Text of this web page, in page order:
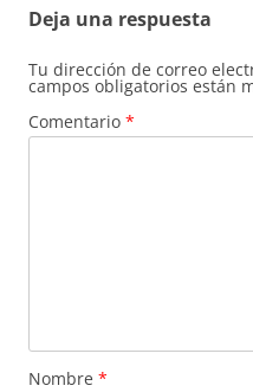
Deja una respuesta
Tu dirección de correo
campos obligatorios están
Comentario *
Nombre *